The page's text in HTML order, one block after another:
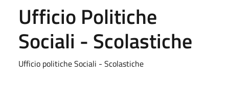
Ufficio Politiche
Sociali - Scolastiche
Ufficio politiche Sociali - Scolastiche